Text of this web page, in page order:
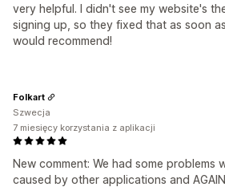
very helpful. I didn't see my website's
signing up, so they fixed that as soon
would recommend!
New comment: We had some problems
caused by other applications and
Folkart
Szwecja
7 miesięcy korzystania z aplikacji